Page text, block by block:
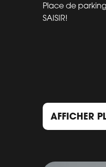
Place de
SAISIR!
AFFICHER